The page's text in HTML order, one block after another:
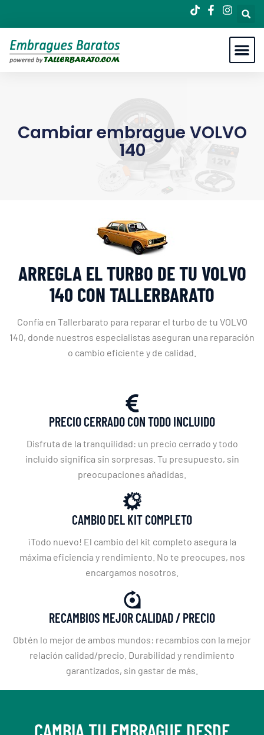
Cambiar embrague VOLVO
140
ARREGLA EL TURBO DE TU VOLVO
140 CON TALLERBARATO
Confía en Tallerbarato para reparar el turbo de tu VOLVO
140, donde nuestros especialistas aseguran una reparación
o cambio eficiente y de calidad.
PRECIO CERRADO CON TODO INCLUIDO
Disfruta de la tranquilidad: un precio cerrado y todo
incluido significa sin sorpresas. Tu presupuesto, sin
preocupaciones añadidas.
CAMBIO DEL KIT COMPLETO
¡Todo nuevo! El cambio del kit completo asegura la
máxima eficiencia y rendimiento. No te preocupes, nos
encargamos nosotros.
RECAMBIOS MEJOR CALIDAD / PRECIO
Obtén lo mejor de ambos mundos: recambios con la mejor
relación calidad/precio. Durabilidad y rendimiento
garantizados, sin gastar de más.
CAMBIA TU EMBRAGUE DESDE